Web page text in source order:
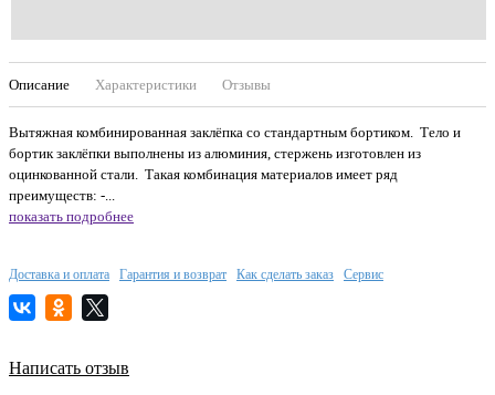
Описание Характеристики Отзывы
Вытяжная комбинированная заклёпка со стандартным бортиком. Тело и
бортик заклёпки выполнены из алюминия, стержень изготовлен из
оцинкованной стали. Такая комбинация материалов имеет ряд
преимуществ: -...
показать подробнее
Доставка и оплата Гарантия и возврат Как сделать заказ Сервис
Написать отзыв